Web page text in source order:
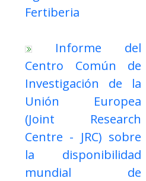
Fertiberia
Informe del
Centro Común de
Investigación de la
Unión Europea
(Joint Research
Centre - JRC) sobre
la disponibilidad
mundial de